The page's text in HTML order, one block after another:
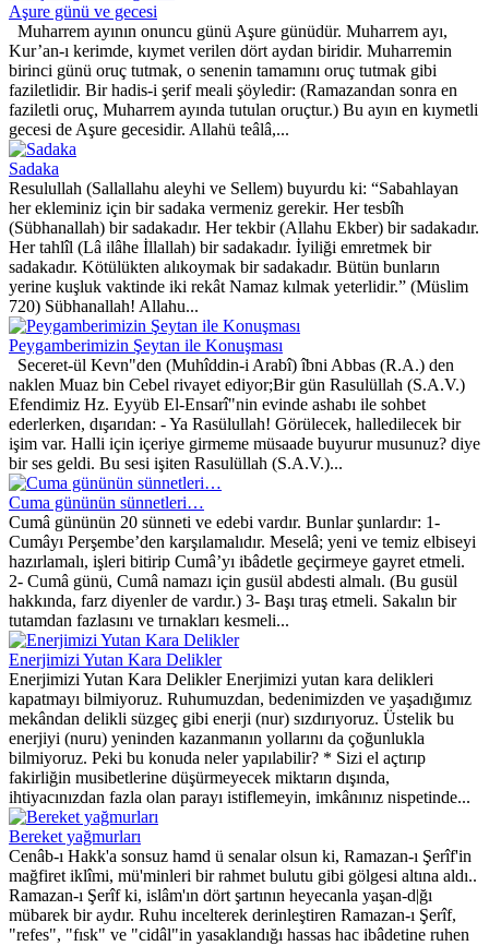
Aşure günü ve gecesi
Muharrem ayının onuncu günü Aşure günüdür. Muharrem ayı,
Kur’an-ı kerimde, kıymet verilen dört aydan biridir. Muharremin
birinci günü oruç tutmak, o senenin tamamını oruç tutmak gibi
faziletlidir. Bir hadis-i şerif meali şöyledir: (Ramazandan sonra en
faziletli oruç, Muharrem ayında tutulan oruçtur.) Bu ayın en kıymetli
gecesi de Aşure gecesidir. Allahü teâlâ,...
Sadaka
Resulullah (Sallallahu aleyhi ve Sellem) buyurdu ki: “Sabahlayan
her ekleminiz için bir sadaka vermeniz gerekir. Her tesbîh
(Sübhanallah) bir sadakadır. Her tekbir (Allahu Ekber) bir sadakadır.
Her tahlîl (Lâ ilâhe İllallah) bir sadakadır. İyiliği emretmek bir
sadakadır. Kötülükten alıkoymak bir sadakadır. Bütün bunların
yerine kuşluk vaktinde iki rekât Namaz kılmak yeterlidir.” (Müslim
720) Sübhanallah! Allahu...
Peygamberimizin Şeytan ile Konuşması
Seceret-ül Kevn"den (Muhîddin-i Arabî) îbni Abbas (R.A.) den
naklen Muaz bin Cebel rivayet ediyor;Bir gün Rasulüllah (S.A.V.)
Efendimiz Hz. Eyyüb El-Ensarî"nin evinde ashabı ile sohbet
ederlerken, dışarıdan: - Ya Rasülullah! Görülecek, halledilecek bir
işim var. Halli için içeriye girmeme müsaade buyurur musunuz? diye
bir ses geldi. Bu sesi işiten Rasulüllah (S.A.V.)...
Cuma gününün sünnetleri…
Cumâ gününün 20 sünneti ve edebi vardır. Bunlar şunlardır: 1-
Cumâyı Perşembe’den karşılamalıdır. Meselâ; yeni ve temiz elbiseyi
hazırlamalı, işleri bitirip Cumâ’yı ibâdetle geçirmeye gayret etmeli.
2- Cumâ günü, Cumâ namazı için gusül abdesti almalı. (Bu gusül
hakkında, farz diyenler de vardır.) 3- Başı tıraş etmeli. Sakalın bir
tutamdan fazlasını ve tırnakları kesmeli...
Enerjimizi Yutan Kara Delikler
Enerjimizi Yutan Kara Delikler Enerjimizi yutan kara delikleri
kapatmayı bilmiyoruz. Ruhumuzdan, bedenimizden ve yaşadığımız
mekândan delikli süzgeç gibi enerji (nur) sızdırıyoruz. Üstelik bu
enerjiyi (nuru) yeninden kazanmanın yollarını da çoğunlukla
bilmiyoruz. Peki bu konuda neler yapılabilir? * Sizi el açtırıp
fakirliğin musibetlerine düşürmeyecek miktarın dışında,
ihtiyacınızdan fazla olan parayı istiflemeyin, imkânınız nispetinde...
Bereket yağmurları
Cenâb-ı Hakk'a sonsuz hamd ü senalar olsun ki, Ramazan-ı Şerîf'in
mağfiret iklîmi, mü'minleri bir rahmet bulutu gibi gölgesi altına aldı..
Ramazan-ı Şerîf ki, islâm'ın dört şartının heyecanla yaşan-d|ğı
mübarek bir aydır. Ruhu incelterek derinleştiren Ramazan-ı Şerîf,
"refes", "fısk" ve "cidâl"in yasaklandığı hassas hac ibâdetine ruhen